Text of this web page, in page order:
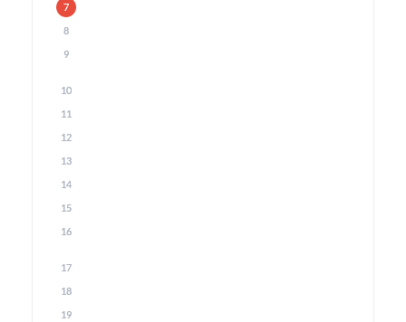
7
8
9
10
11
12
13
14
15
16
17
18
19